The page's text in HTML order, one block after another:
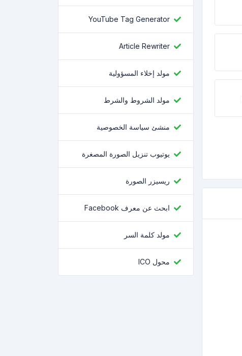
YouTube Tag Generator
Article Rewriter
مولد إخلاء المسؤولية
مولد الشروط والشرط
منشئ سياسة الخصوصية
يوتيوب تنزيل الصورة المصغرة
ريسيزر الصورة
ابحث عن معرف Facebook
مولد كلمة السر
محول ICO